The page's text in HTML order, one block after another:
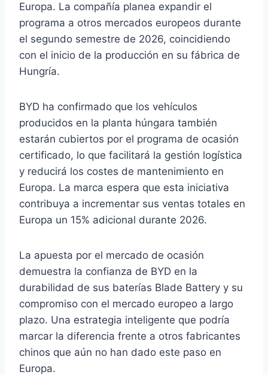
Europa. La compañía planea expandir el
programa a otros mercados europeos durante
el segundo semestre de 2026, coincidiendo
con el inicio de la producción en su fábrica de
Hungría.
BYD ha confirmado que los vehículos
producidos en la planta húngara también
estarán cubiertos por el programa de ocasión
certificado, lo que facilitará la gestión logística
y reducirá los costes de mantenimiento en
Europa. La marca espera que esta iniciativa
contribuya a incrementar sus ventas totales en
Europa un 15% adicional durante 2026.
La apuesta por el mercado de ocasión
demuestra la confianza de BYD en la
durabilidad de sus baterías Blade Battery y su
compromiso con el mercado europeo a largo
plazo. Una estrategia inteligente que podría
marcar la diferencia frente a otros fabricantes
chinos que aún no han dado este paso en
Europa.